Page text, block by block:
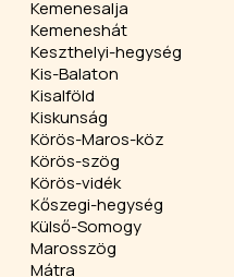
Kemenesalja
Kemeneshát
Keszthelyi-hegység
Kis-Balaton
Kisalföld
Kiskunság
Körös-Maros-köz
Körös-szög
Körös-vidék
Kőszegi-hegység
Külső-Somogy
Marosszög
Mátra